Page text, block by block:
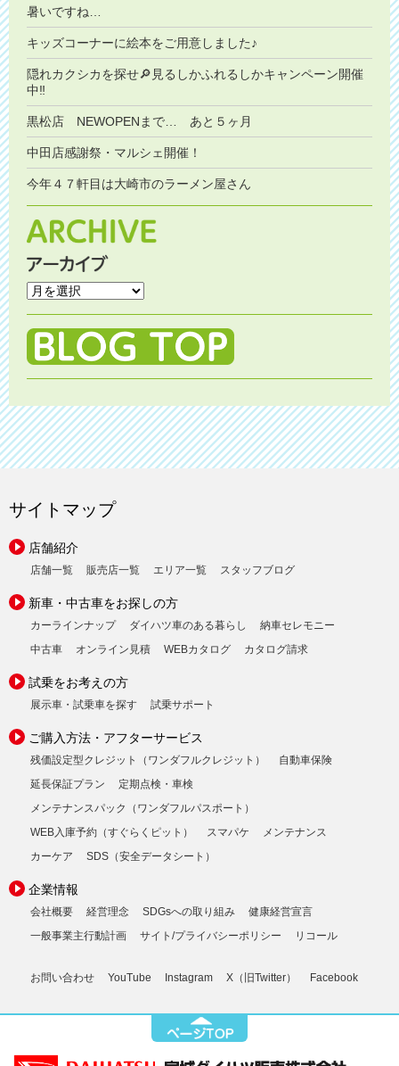
暑いですね…
キッズコーナーに絵本をご用意しました♪
隠れカクシカを探せ🔎見るしかふれるしかキャンペーン開催
中‼️
黒松店 NEWOPENまで… あと５ヶ月
中田店感謝祭・マルシェ開催！
今年４７軒目は大崎市のラーメン屋さん
サイトマップ
店舗紹介
店舗一覧 販売店一覧 エリア一覧 スタッフブログ
新車・中古車をお探しの方
カーラインナップ ダイハツ車のある暮らし
納車セレモニー
中古車
オンライン見積 WEBカタログ カタログ請求
試乗をお考えの方
展示車・試乗車を探す 試乗サポート
ご購入方法・アフターサービス
残価設定型クレジット（ワンダフルクレジット）
自動車保険
延長保証プラン
定期点検・車検
メンテナンスパック（ワンダフルパスポート）
WEB入庫予約（すぐらくピット）
スマパケ
メンテナンス
カーケア
SDS（安全データシート）
企業情報
会社概要 経営理念 SDGsへの取り組み
健康経営宣言
一般事業主行動計画
サイト/プライバシーポリシー リコール
お問い合わせ YouTube Instagram X（旧Twitter） Facebook